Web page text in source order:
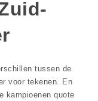
tussen de
voor tekenen. En
kampioenen quote